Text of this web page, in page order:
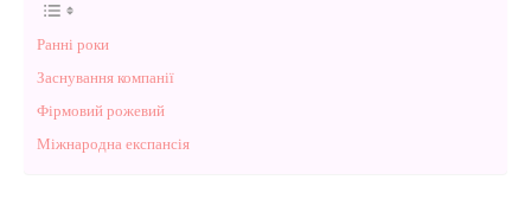
Ранні роки
Заснування компанії
Фірмовий рожевий
Міжнародна експансія